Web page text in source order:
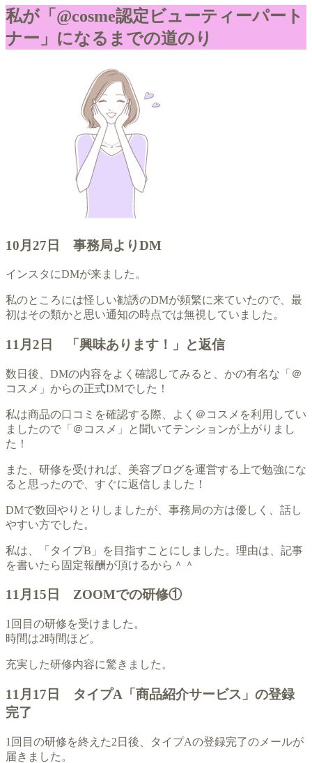
私が「@cosme認定ビューティーパート
ナー」になるまでの道のり
10月27日 事務局よりDM
インスタにDMが来ました。
私のところには怪しい勧誘のDMが頻繁に来ていたので、最
初はその類かと思い通知の時点では無視していました。
11月2日 「興味あります！」と返信
数日後、DMの内容をよく確認してみると、かの有名な「＠
コスメ」からの正式DMでした！
私は商品の口コミを確認する際、よく＠コスメを利用してい
ましたので「＠コスメ」と聞いてテンションが上がりまし
た！
また、研修を受ければ、美容ブログを運営する上で勉強にな
ると思ったので、すぐに返信しました！
DMで数回やりとりしましたが、事務局の方は優しく、話し
やすい方でした。
私は、「タイプB」を目指すことにしました。理由は、記事
を書いたら固定報酬が頂けるから＾＾
11月15日 ZOOMでの研修①
1回目の研修を受けました。
時間は2時間ほど。
充実した研修内容に驚きました。
11月17日 タイプA「商品紹介サービス」の登録
完了
1回目の研修を終えた2日後、タイプAの登録完了のメールが
届きました。